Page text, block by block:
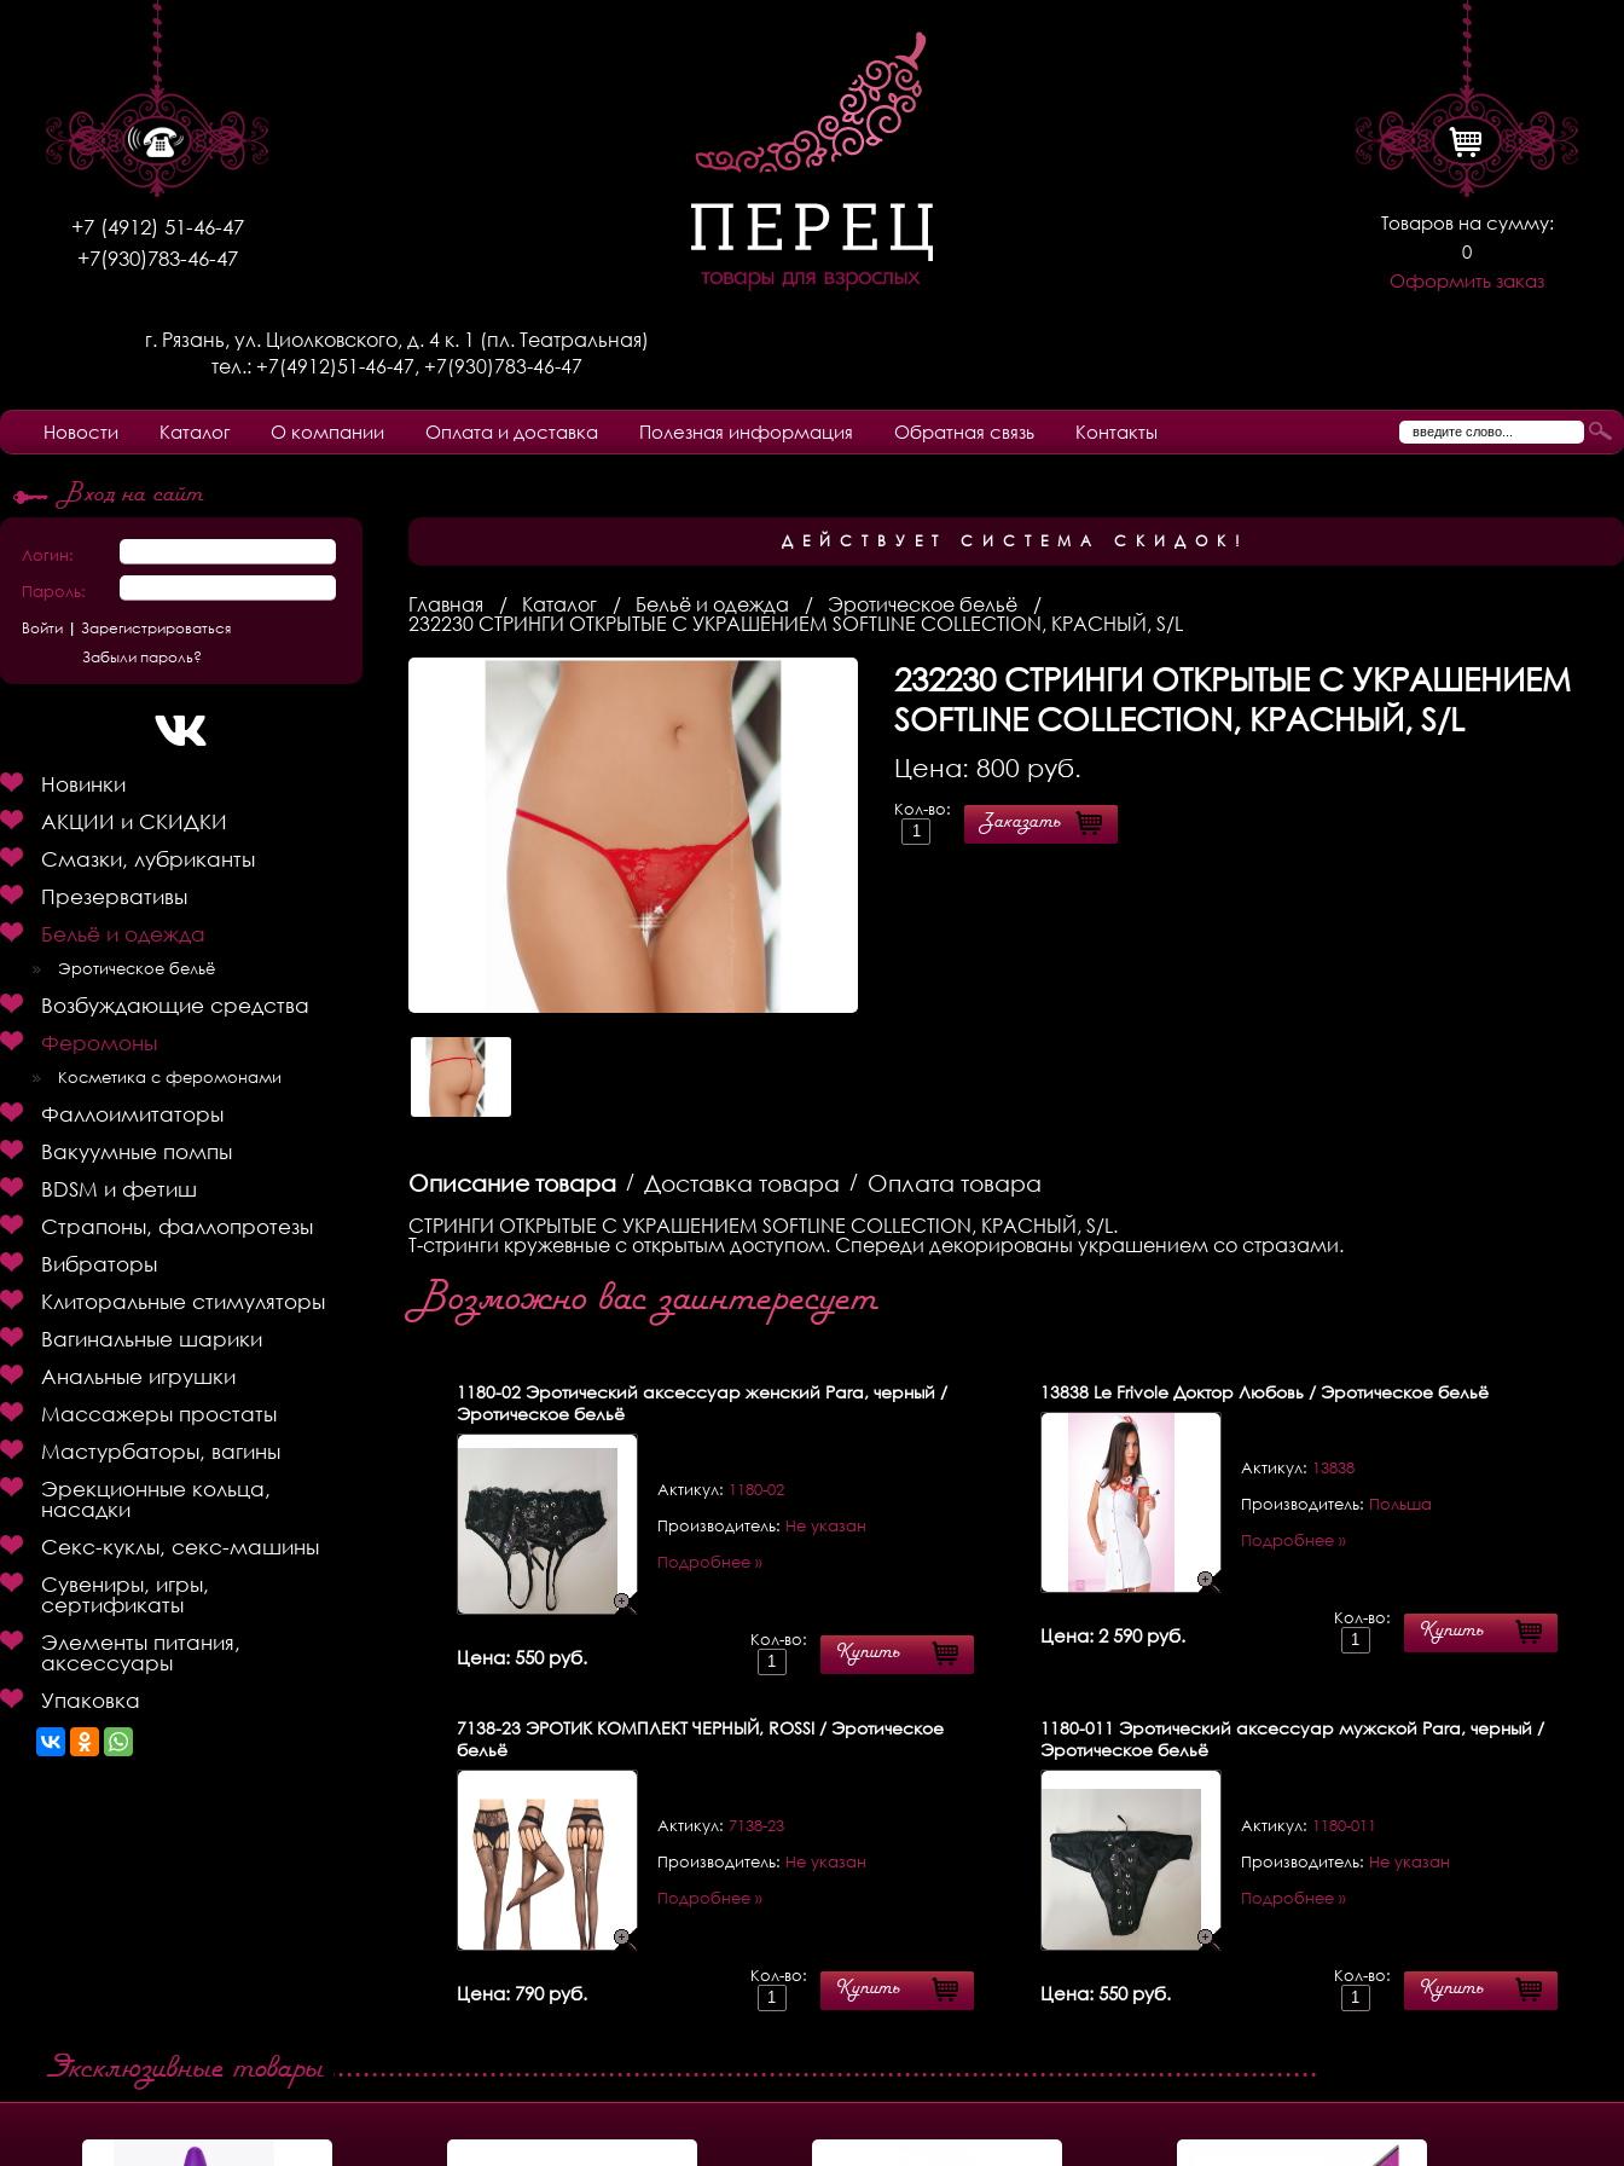
+7 (4912) 51-46-47
+7(930)783-46-47
Товаров на сумму:
0
Оформить заказ
г. Рязань, ул. Циолковского, д. 4 к. 1 (пл. Театральная)
тел.: +7(4912)51-46-47, +7(930)783-46-47
Новости Каталог О компании Оплата и доставка Полезная информация Обратная связь Контакты
Вход на сайт
Логин:
Пароль:
Зарегистрироваться
Забыли пароль?
Новинки
АКЦИИ и СКИДКИ
Смазки, лубриканты
Презервативы
Бельё и одежда
Эротическое бельё
Возбуждающие средства
Феромоны
Косметика с феромонами
Фаллоимитаторы
Вакуумные помпы
BDSM и фетиш
Страпоны, фаллопротезы
Вибраторы
Клиторальные стимуляторы
Вагинальные шарики
Анальные игрушки
Массажеры простаты
Мастурбаторы, вагины
Эрекционные кольца,
насадки
Секс-куклы, секс-машины
Сувениры, игры,
сертификаты
Элементы питания,
аксессуары
Упаковка
ДЕЙСТВУЕТ СИСТЕМА СКИДОК!
Главная Каталог Бельё и одежда
Эротическое бельё
232230 СТРИНГИ ОТКРЫТЫЕ С УКРАШЕНИЕМ SOFTLINE COLLECTION, КРАСНЫЙ, S/L
232230СТРИНГИ ОТКРЫТЫЕ С УКРАШЕНИЕМ
SOFTLINE COLLECTION, КРАСНЫЙ, S/L
Цена:800 руб.
Кол-во:
Заказать
Описание товара/ Доставка товара / Оплата товара
СТРИНГИ ОТКРЫТЫЕ С УКРАШЕНИЕМ SOFTLINE COLLECTION, КРАСНЫЙ, S/L.
Т-стринги кружевные с открытым доступом. Спереди декорированы украшением со стразами.
Возможно вас заинтересует
1180-02Эротический аксессуар женский Para, черный /
Эротическое бельё
Актикул: 1180-02
Производитель: Не указан
Подробнее »
Цена: 550 руб.
Кол-во:
Купить
13838Le Frivole Доктор Любовь / Эротическое бельё
Актикул: 13838
Производитель: Польша
Подробнее »
Цена: 2 590 руб.
Кол-во:
Купить
7138-23ЭРОТИК КОМПЛЕКТ ЧЕРНЫЙ, ROSSI / Эротическое
бельё
Актикул: 7138-23
Производитель: Не указан
Подробнее »
Цена: 790 руб.
Кол-во:
Купить
1180-011 Эротический аксессуар мужской Para, черный /
Эротическое бельё
Актикул: 1180-011
Производитель: Не указан
Подробнее »
Цена: 550 руб.
Кол-во:
Купить
Эксклюзивные товары